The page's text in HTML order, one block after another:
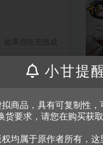
如果您在充值成
50
小甘提
商品，具有可复制性
货要求，请您在购买获
均属于原作者所有，